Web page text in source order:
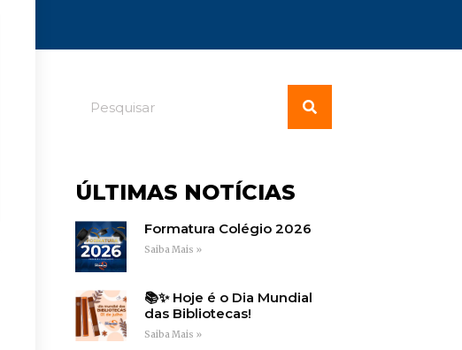
ÚLTIMAS NOTÍCIAS
Formatura Colégio 2026
Saiba Mais »
📚✨ Hoje é o Dia Mundial
das Bibliotecas!
Saiba Mais »